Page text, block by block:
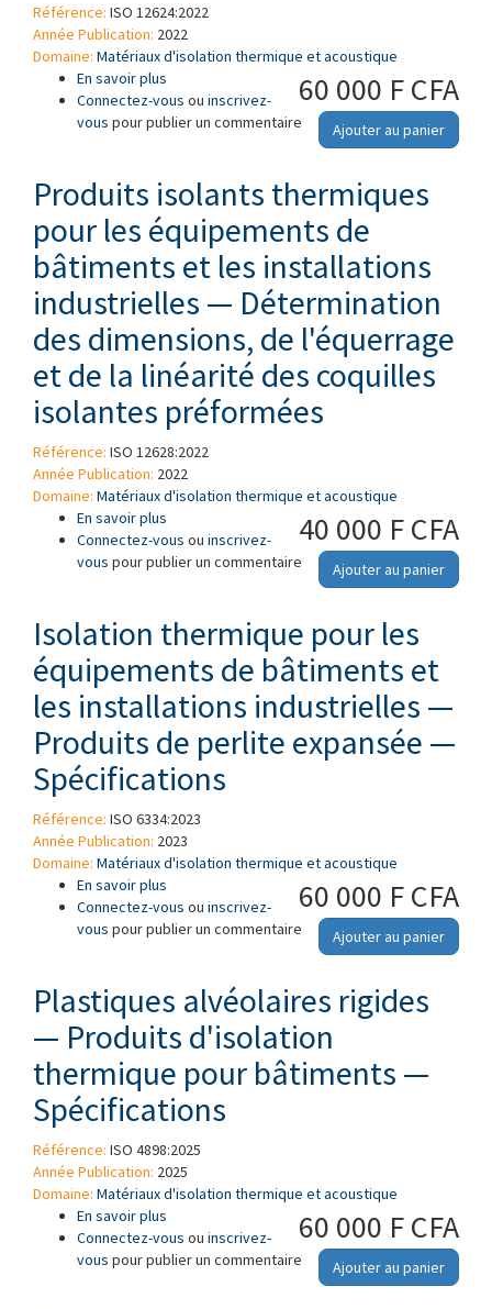
Référence: ISO 12624:2022
Année Publication: 2022
Domaine: Matériaux d'isolation thermique et acoustique
60 000 F CFA
Ajouter au panier
En savoir plus à propos de Produits isolants thermiques pour
les équipements de bâtiments et les
installations industrielles — Détermination des
faibles quantités d'ions chlorure, fluorure,
mesure du pH
Connectez-vous ou inscrivez-
vous pour publier un commentaire
Produits isolants thermiques
pour les équipements de
bâtiments et les installations
industrielles — Détermination
des dimensions, de l'équerrage
et de la linéarité des coquilles
isolantes préformées
Référence: ISO 12628:2022
Année Publication: 2022
Domaine: Matériaux d'isolation thermique et acoustique
40 000 F CFA
Ajouter au panier
En savoir plus à propos de Produits isolants thermiques pour
les équipements de bâtiments et les
installations industrielles — Détermination des
dimensions, de l'équerrage et de la linéarité
Connectez-vous ou inscrivez-
vous pour publier un commentaire
Isolation thermique pour les
équipements de bâtiments et
les installations industrielles —
Produits de perlite expansée —
Spécifications
Référence: ISO 6334:2023
Année Publication: 2023
Domaine: Matériaux d'isolation thermique et acoustique
60 000 F CFA
Ajouter au panier
En savoir plus à propos de Isolation thermique pour les
équipements de bâtiments et les installations
industrielles — Produits de perlite expansée —
Connectez-vous ou inscrivez-
vous pour publier un commentaire
Plastiques alvéolaires rigides
— Produits d'isolation
thermique pour bâtiments —
Spécifications
Référence: ISO 4898:2025
Année Publication: 2025
Domaine: Matériaux d'isolation thermique et acoustique
60 000 F CFA
Ajouter au panier
En savoir plus à propos de Plastiques alvéolaires rigides —
Produits d'isolation thermique pour bâtiments
— Spécifications
Connectez-vous ou inscrivez-
vous pour publier un commentaire